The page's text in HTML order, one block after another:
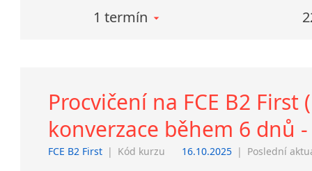
1 termín
Procvičení na FCE B2
konverzace během 6 dnů -
FCE B2 First | Kód kurzu 16.10.2025 | Poslední